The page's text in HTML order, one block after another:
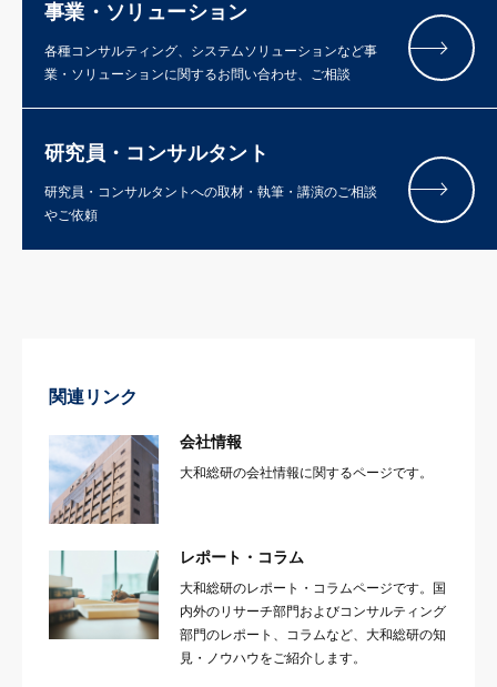
事業・ソリューション
各種コンサルティング、システムソリューションなど事
業・ソリューションに関するお問い合わせ、ご相談
研究員・コンサルタント
研究員・コンサルタントへの取材・執筆・講演のご相談
やご依頼
関連リンク
会社情報
大和総研の会社情報に関するページです。
レポート・コラム
大和総研のレポート・コラムページです。国
内外のリサーチ部門およびコンサルティング
部門のレポート、コラムなど、大和総研の知
見・ノウハウをご紹介します。